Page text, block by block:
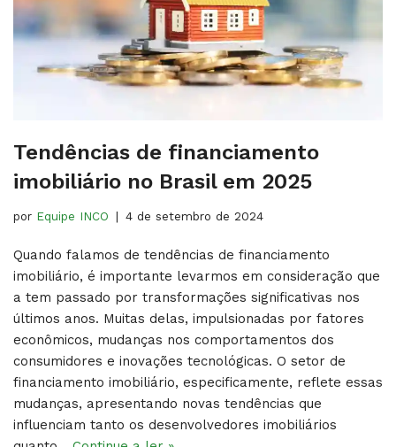
Tendências de financiamento
imobiliário no Brasil em 2025
por Equipe INCO 4 de setembro de 2024
Quando falamos de tendências de financiamento
imobiliário, é importante levarmos em consideração que
a tem passado por transformações significativas nos
últimos anos. Muitas delas, impulsionadas por fatores
econômicos, mudanças nos comportamentos dos
consumidores e inovações tecnológicas. O setor de
financiamento imobiliário, especificamente, reflete essas
mudanças, apresentando novas tendências que
influenciam tanto os desenvolvedores imobiliários